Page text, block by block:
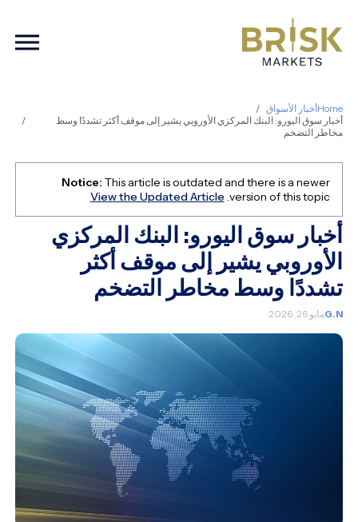
Homeأخبار الأسواق
أخبار سوق اليورو: البنك المركزي الأوروبي يشير إلى موقف أكثر تشددًا وسط
مخاطر التضخم
Notice: This article is outdated and there is a newer
version of this topic.
View the Updated Article
أخبار سوق اليورو: البنك المركزي
الأوروبي يشير إلى موقف أكثر
تشددًا وسط مخاطر التضخم
G.Nمايو 26, 2026